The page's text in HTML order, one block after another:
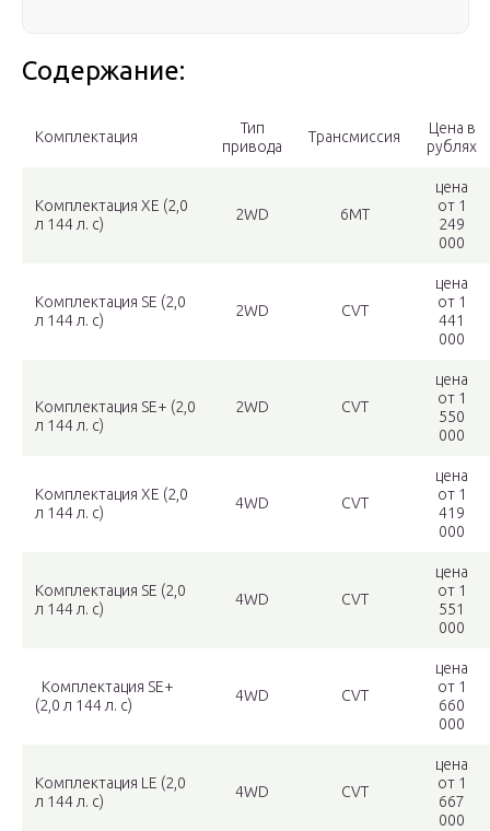
Содержание:
Комплектация
Тип
привода
Трансмиссия
Цена в
рублях
Комплектация XE (2,0
л 144 л. c)
2WD 6МТ
цена
от 1
249
000
Комплектация SE (2,0
л 144 л. c)
2WD CVT
цена
от 1
441
000
Комплектация SE+ (2,0
л 144 л. c)
2WD CVT
цена
от 1
550
000
Комплектация XE (2,0
л 144 л. c)
4WD CVT
цена
от 1
419
000
Комплектация SE (2,0
л 144 л. c)
4WD CVT
цена
от 1
551
000
Комплектация SE+
(2,0 л 144 л. c)
4WD CVT
цена
от 1
660
000
Комплектация LE (2,0
л 144 л. c)
4WD CVT
цена
от 1
667
000